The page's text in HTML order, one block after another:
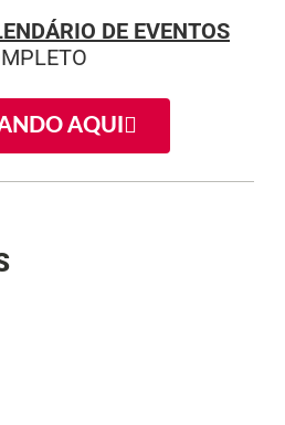
DE EVENTOS
AQUI